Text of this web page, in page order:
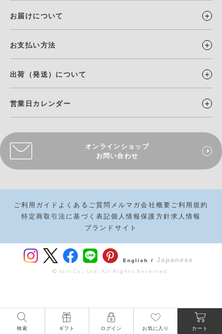
検索 ギフト ログイン お気に入り カート
お届けについて
お支払い方法
出荷（発送）について
営業日カレンダー
オンラインショップ
お問い合わせ
ご利用ガイド よくあるご質問 メルマガ会社概要 ご利用規約
特定商取引法に基づく表記個人情報保護方針求人情報
ブランドサイト
English / Japanese
© Iori Co., Ltd. All Rights Reserved.